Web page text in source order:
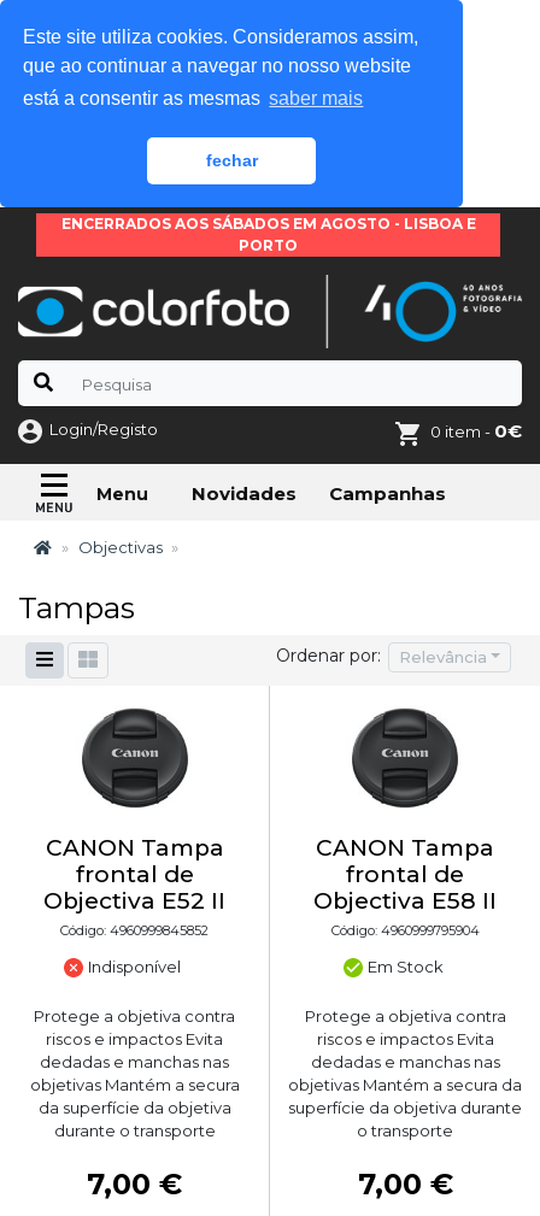
Este site utiliza cookies. Consideramos assim,
que ao continuar a navegar no nosso website
está a consentir as mesmas saber mais
fechar
ENCERRADOS AOS SÁBADOS EM AGOSTO - LISBOA E
PORTO
Login/Registo 0 item - 0€
Menu Novidades Campanhas
Objectivas
Tampas
Ordenar por: Relevância
CANON Tampa
frontal de
Objectiva E52 II
Código: 4960999845852
Indisponível
Protege a objetiva contra
riscos e impactos Evita
dedadas e manchas nas
objetivas Mantém a secura
da superfície da objetiva
durante o transporte
7,00 €
CANON Tampa
frontal de
Objectiva E58 II
Código: 4960999795904
Em Stock
Protege a objetiva contra
riscos e impactos Evita
dedadas e manchas nas
objetivas Mantém a secura da
superfície da objetiva durante
o transporte
7,00 €